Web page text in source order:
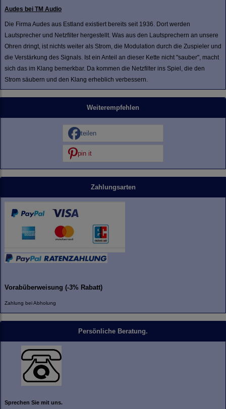
Audes bei TM Audio
Die Firma Audes aus Estland existiert bereits seit 1936. Dort werden
Lautsprecher und Netzfilter hergestellt. Was aus den Lautsprechern an unsere
Ohren dringt, ist nichts weiter als Strom, die Modulation durch die Zuspieler und
die Verstärkung des Signals. Ist ein Anteil an dieser Kette nicht "sauber", macht
sich das im Klang bemerkbar. Da kommen die Netzfilter ins Spiel, die den
Strom säubern und den Klang erheblich verbessern.
Weiterempfehlen
teilen
pin it
Zahlungsarten
Vorabüberweisung (-3% Rabatt)
Zahlung bei Abholung
Persönliche Beratung.
Sprechen Sie mit uns.